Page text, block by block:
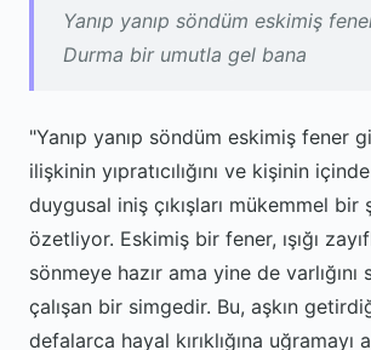
Yanıp yanıp söndüm eskimiş
Durma bir umutla gel bana
"Yanıp yanıp söndüm eskimiş fener
ilişkinin yıpratıcılığını ve kişinin
duygusal iniş çıkışları mükemmel bir
özetliyor. Eskimiş bir fener, ışığı
sönmeye hazır ama yine de varlığını
çalışan bir simgedir. Bu, aşkın
defalarca hayal kırıklığına uğramayı